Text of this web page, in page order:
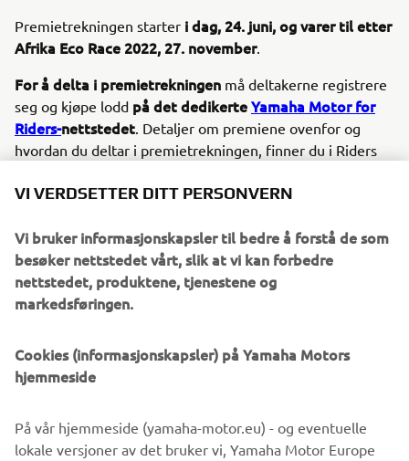
Premietrekningen starter i dag, 24. juni, og varer til etter
Afrika Eco Race 2022, 27. november.
For å delta i premietrekningen må deltakerne registrere
seg og kjøpe lodd på detdedikerteYamaha Motor for
Riders-nettstedet . Detaljer om premiene ovenfor og
hvordan du deltar i premietrekningen, finner du i Riders
og jo flere lodd deltakerne kjøper øker sjansene for å
vinne en av disse fantastiske premiene.
VI VERDSETTER DITT PERSONVERN
Vi bruker informasjonskapsler til bedre å forstå de som
besøker nettstedet vårt, slik at vi kan forbedre
nettstedet, produktene, tjenestene og
markedsføringen.
Cookies (informasjonskapsler) på Yamaha Motors
hjemmeside
På vår hjemmeside (yamaha-motor.eu) - og eventuelle
lokale versjoner av det bruker vi, Yamaha Motor Europe